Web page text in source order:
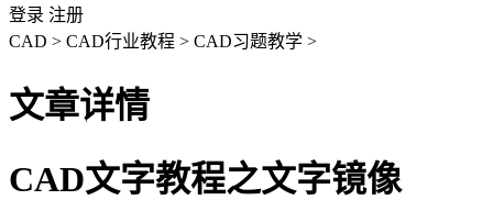
登录 注册
CAD > CAD行业教程 > CAD习题教学 >
文章详情
CAD文字教程之文字镜像